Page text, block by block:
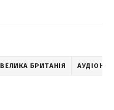
ВЕЛИКА БРИТАНІЯ